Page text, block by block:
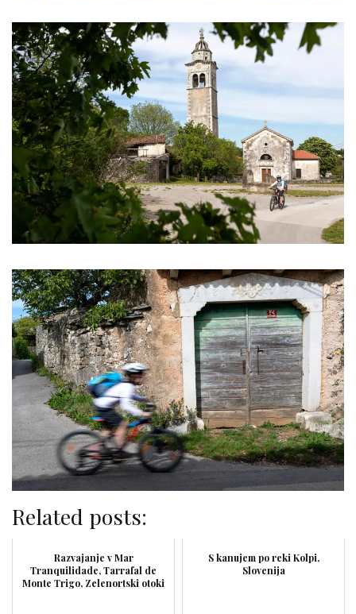
Related posts:
Razvajanje v Mar
Tranquilidade, Tarrafal de
Monte Trigo, Zelenortski otoki
S kanujem po reki Kolpi,
Slovenija